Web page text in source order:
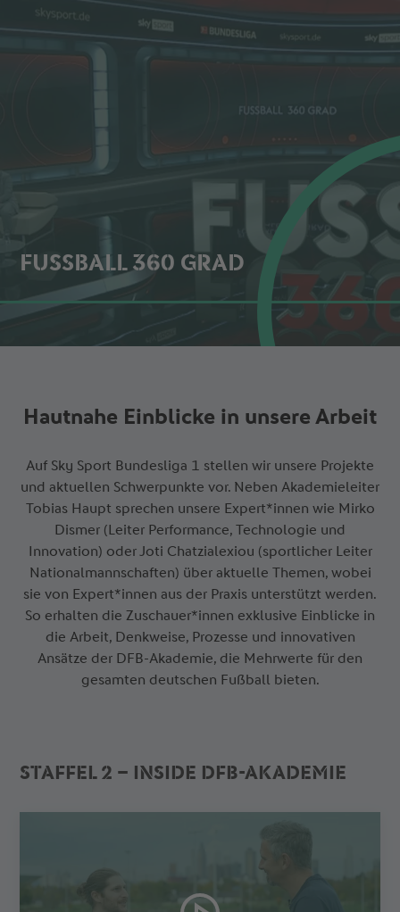
FUSSBALL 360 GRAD
Hautnahe Einblicke in unsere Arbeit
Auf Sky Sport Bundesliga 1 stellen wir unsere Projekte
und aktuellen Schwerpunkte vor. Neben Akademieleiter
Tobias Haupt sprechen unsere Expert*innen wie Mirko
Dismer (Leiter Performance, Technologie und
Innovation) oder Joti Chatzialexiou (sportlicher Leiter
Nationalmannschaften) über aktuelle Themen, wobei
sie von Expert*innen aus der Praxis unterstützt werden.
So erhalten die Zuschauer*innen exklusive Einblicke in
die Arbeit, Denkweise, Prozesse und innovativen
Ansätze der DFB-Akademie, die Mehrwerte für den
gesamten deutschen Fußball bieten.
STAFFEL 2 – INSIDE DFB-AKADEMIE